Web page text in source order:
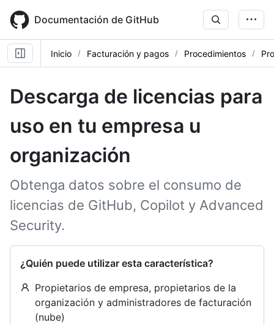
main
content
Documentación de GitHub
Inicio Facturación y pagos Procedimientos
Descarga de licencias para
uso en tu empresa u
organización
Obtenga datos sobre el consumo de
licencias de GitHub, Copilot y Advanced
Security.
¿Quién puede utilizar esta característica?
Propietarios de empresa, propietarios de la
organización y administradores de facturación
(nube)